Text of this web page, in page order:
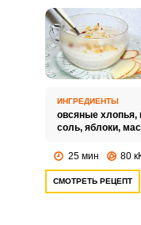
ИНГРЕДИЕНТЫ
овсяные хлопья,
соль, яблоки,
25 мин 80
СМОТРЕТЬ РЕЦЕПТ